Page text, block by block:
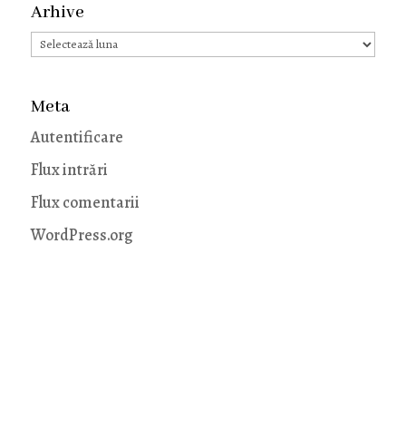
Arhive
Arhive
Meta
Autentificare
Flux intrări
Flux comentarii
WordPress.org